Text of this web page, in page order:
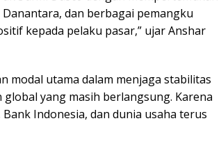
dan berbagai pemangku
kepada pelaku pasar,” ujar Anshar
modal utama dalam menjaga stabilitas
yang masih berlangsung. Karena
Indonesia, dan dunia usaha terus